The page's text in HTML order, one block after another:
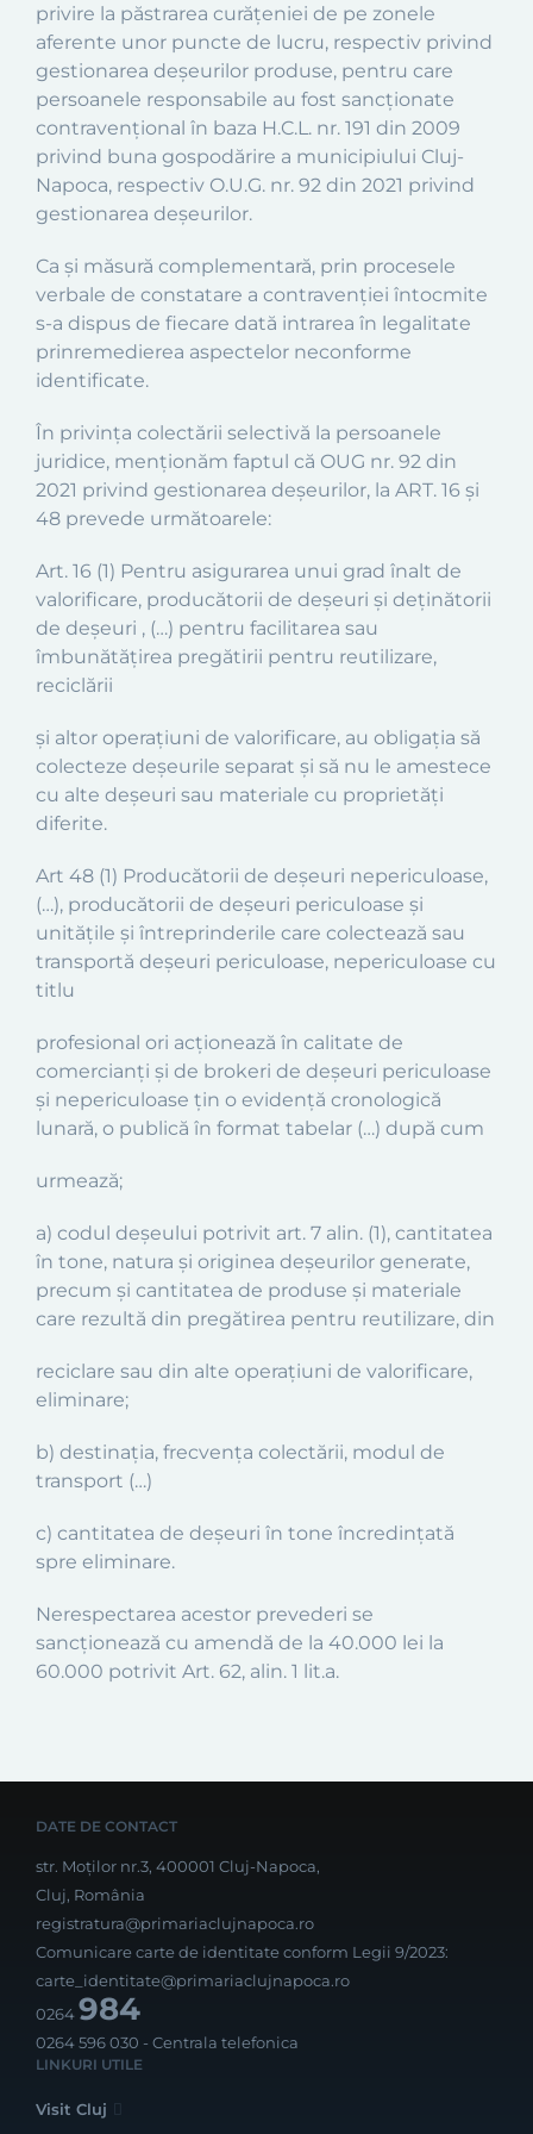
privire la păstrarea curăţeniei de pe zonele
aferente unor puncte de lucru, respectiv privind
gestionarea deşeurilor produse, pentru care
persoanele responsabile au fost sancţionate
contravenţional în baza H.C.L. nr. 191 din 2009
privind buna gospodărire a municipiului Cluj-
Napoca, respectiv O.U.G. nr. 92 din 2021 privind
gestionarea deşeurilor.
Ca şi măsură complementară, prin procesele
verbale de constatare a contravenţiei întocmite
s-a dispus de fiecare dată intrarea în legalitate
prinremedierea aspectelor neconforme
identificate.
În privinţa colectării selectivă la persoanele
juridice, menţionăm faptul că OUG nr. 92 din
2021 privind gestionarea deşeurilor, la ART. 16 şi
48 prevede următoarele:
Art. 16 (1) Pentru asigurarea unui grad înalt de
valorificare, producătorii de deşeuri şi deţinătorii
de deşeuri , (…) pentru facilitarea sau
îmbunătăţirea pregătirii pentru reutilizare,
reciclării
şi altor operaţiuni de valorificare, au obligaţia să
colecteze deşeurile separat şi să nu le amestece
cu alte deşeuri sau materiale cu proprietăţi
diferite.
Art 48 (1) Producătorii de deşeuri nepericuloase,
(…), producătorii de deşeuri periculoase şi
unităţile şi întreprinderile care colectează sau
transportă deşeuri periculoase, nepericuloase cu
titlu
profesional ori acţionează în calitate de
comercianţi şi de brokeri de deşeuri periculoase
şi nepericuloase ţin o evidenţă cronologică
lunară, o publică în format tabelar (…) după cum
urmează;
a) codul deşeului potrivit art. 7 alin. (1), cantitatea
în tone, natura şi originea deşeurilor generate,
precum şi cantitatea de produse şi materiale
care rezultă din pregătirea pentru reutilizare, din
reciclare sau din alte operaţiuni de valorificare,
eliminare;
b) destinaţia, frecvenţa colectării, modul de
transport (…)
c) cantitatea de deşeuri în tone încredinţată
spre eliminare.
Nerespectarea acestor prevederi se
sancționează cu amendă de la 40.000 lei la
60.000 potrivit Art. 62, alin. 1 lit.a.
DATE DE CONTACT
str. Moților nr.3, 400001 Cluj-Napoca,
Cluj, România
registratura@primariaclujnapoca.ro
Comunicare carte de identitate conform Legii 9/2023:
carte_identitate@primariaclujnapoca.ro
0264984
0264 596 030 - Centrala telefonica
LINKURI UTILE
Visit Cluj